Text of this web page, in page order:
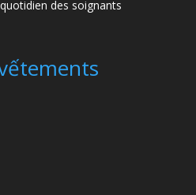
des soignants